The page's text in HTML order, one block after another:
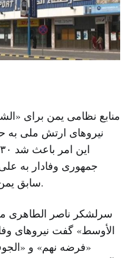
منابع نظامی یمن برای
نیروهای ارتش ملی به
جمهوری وفادار به
سابق یمن به خارج از کشور فرار کنند.
سرلشکر ناصر الطاهری
الأوسط» گفت نیروهای
«فرضه نهم» و